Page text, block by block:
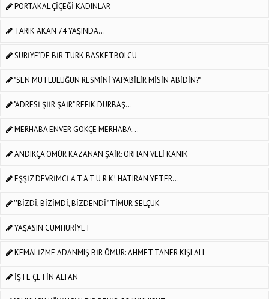
PORTAKAL ÇİÇEĞİ KADINLAR
TARIK AKAN 74 YAŞINDA...
SURİYE’DE BİR TÜRK BASKETBOLCU
"SEN MUTLULUĞUN RESMİNİ YAPABİLİR MİSİN ABİDİN?"
"ADRESİ ŞİİR ŞAİR" REFİK DURBAŞ...
MERHABA ENVER GÖKÇE MERHABA...
ANDIKÇA ÖMÜR KAZANAN ŞAİR: ORHAN VELİ KANIK
EŞŞİZ DEVRİMCİ A T A T Ü R K! HATIRAN YETER...
''BİZDİ, BİZİMDİ, BİZDENDİ" TİMUR SELÇUK
YAŞASIN CUMHURİYET
KEMALİZME ADANMIŞ BİR ÖMÜR: AHMET TANER KIŞLALI
İŞTE ÇETİN ALTAN